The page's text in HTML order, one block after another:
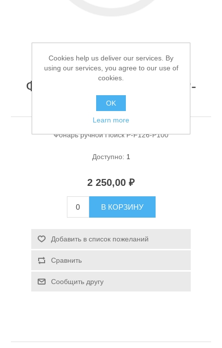
Спасательные средства
Фонарь ручной Поиск P-
F126-P100
Фонарь ручной Поиск P-F126-P100
Доступно: 1
2 250,00 ₽
В КОРЗИНУ
Добавить в список пожеланий
Сравнить
Сообщить другу
Cookies help us deliver our services. By
using our services, you agree to our use of
cookies.
OK
Learn more